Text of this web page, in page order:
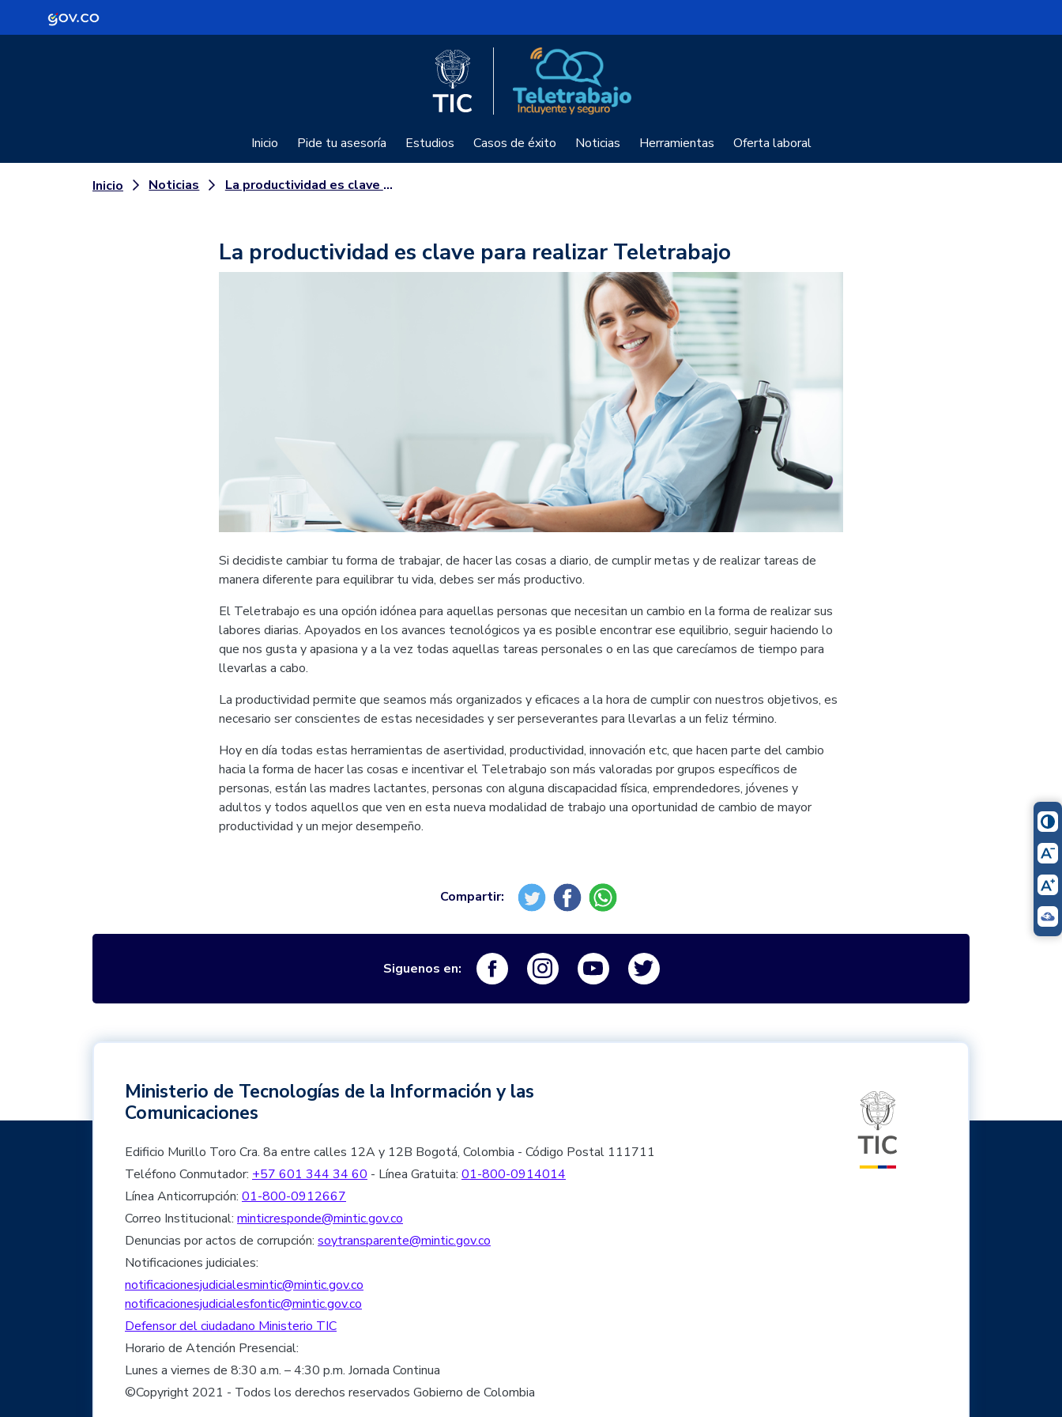
Logo Gobierno de Colombia
Logo del Ministerio TIC
Inicio Pide tu asesoría Estudios Casos de éxito Noticias Herramientas Oferta laboral
Inicio Noticias La productividad es clave para realizar Teletrabajo
La productividad es clave para realizar Teletrabajo
Si decidiste cambiar tu forma de trabajar, de hacer las cosas a diario, de cumplir metas y de realizar tareas de
manera diferente para equilibrar tu vida, debes ser más productivo.
El Teletrabajo es una opción idónea para aquellas personas que necesitan un cambio en la forma de realizar sus
labores diarias. Apoyados en los avances tecnológicos ya es posible encontrar ese equilibrio, seguir haciendo lo
que nos gusta y apasiona y a la vez todas aquellas tareas personales o en las que carecíamos de tiempo para
llevarlas a cabo.
La productividad permite que seamos más organizados y eficaces a la hora de cumplir con nuestros objetivos, es
necesario ser conscientes de estas necesidades y ser perseverantes para llevarlas a un feliz término.
Hoy en día todas estas herramientas de asertividad, productividad, innovación etc, que hacen parte del cambio
hacia la forma de hacer las cosas e incentivar el Teletrabajo son más valoradas por grupos específicos de
personas, están las madres lactantes, personas con alguna discapacidad física, emprendedores, jóvenes y
adultos y todos aquellos que ven en esta nueva modalidad de trabajo una oportunidad de cambio de mayor
productividad y un mejor desempeño.
Siguenos en: Logo FacebookLogo InstagramLogo Youtube
Ministerio de Tecnologías de la Información y las
Comunicaciones
Edificio Murillo Toro Cra. 8a entre calles 12A y 12B Bogotá, Colombia - Código Postal 111711
Teléfono Conmutador: +57 601 344 34 60 - Línea Gratuita: 01-800-0914014
Línea Anticorrupción: 01-800-0912667
Correo Institucional: minticresponde@mintic.gov.co
Denuncias por actos de corrupción: soytransparente@mintic.gov.co
Notificaciones judiciales:
notificacionesjudicialesmintic@mintic.gov.co
notificacionesjudicialesfontic@mintic.gov.co
Defensor del ciudadano Ministerio TIC
Horario de Atención Presencial:
Lunes a viernes de 8:30 a.m. – 4:30 p.m. Jornada Continua
©Copyright 2021 - Todos los derechos reservados Gobierno de Colombia